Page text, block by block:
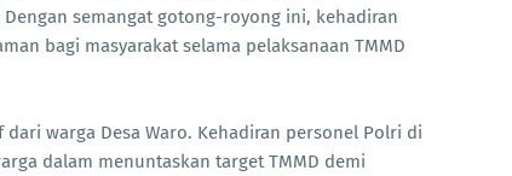
semangat gotong-royong ini, kehadiran
bagi masyarakat selama pelaksanaan TMMD
warga Desa Waro. Kehadiran personel Polri di
dalam menuntaskan target TMMD demi